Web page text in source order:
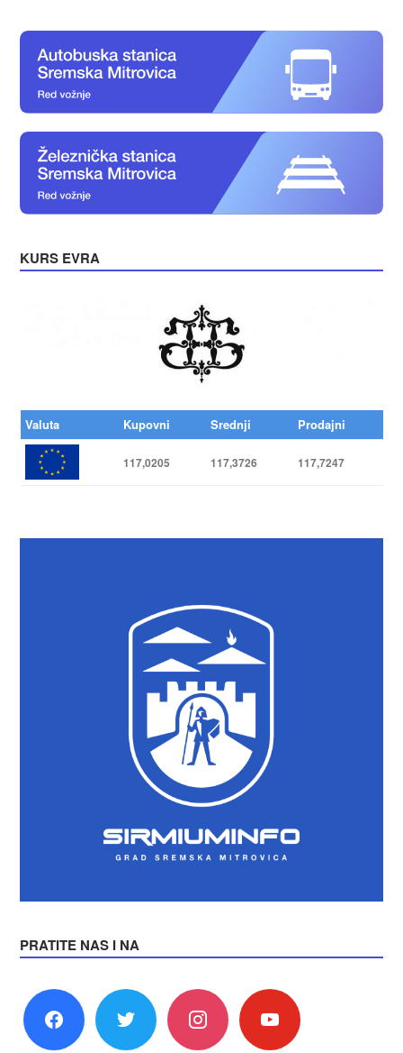
KURS EVRA
Valuta Kupovni Srednji Prodajni
117,0205 117,3726 117,7247
PRATITE NAS I NA
facebook twitter instagram youtube